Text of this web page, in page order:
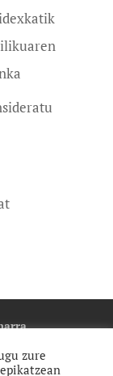
zure